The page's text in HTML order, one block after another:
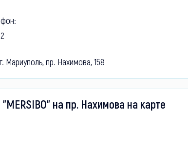
Мариуполь, пр. Нахимова, 158
на пр. Нахимова на карте